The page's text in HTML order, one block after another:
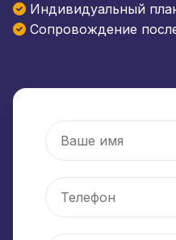
Индивидуальный
Сопровождение